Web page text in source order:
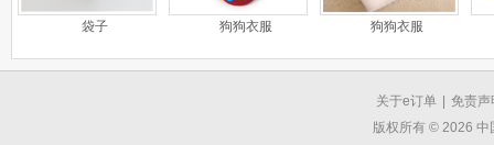
袋子 狗狗衣服 狗狗衣服
关于e订单
免责声
版权所有 © 2026